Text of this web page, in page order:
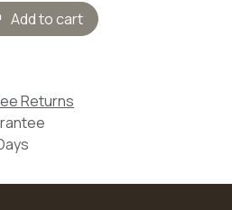
Add to cart
Returns